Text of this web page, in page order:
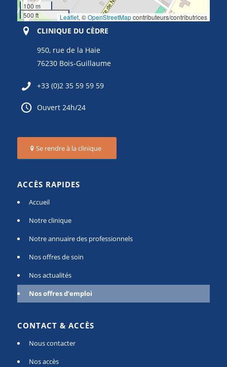
100 m
500 ft
Leaflet, ©OpenStreetMapcontributeurs/contributrices
CLINIQUE DU CÈDRE
950, rue de la Haie
76230 Bois-Guillaume
+33 (0)2 35 59 59 59
Ouvert 24h/24
Se rendre à la clinique
ACCÈS RAPIDES
Accueil
Notre clinique
Notre annuaire des professionnels
Nos offres de soin
Nos actualités
Nos offres d’emploi
CONTACT & ACCÈS
Nous contacter
Nos accès